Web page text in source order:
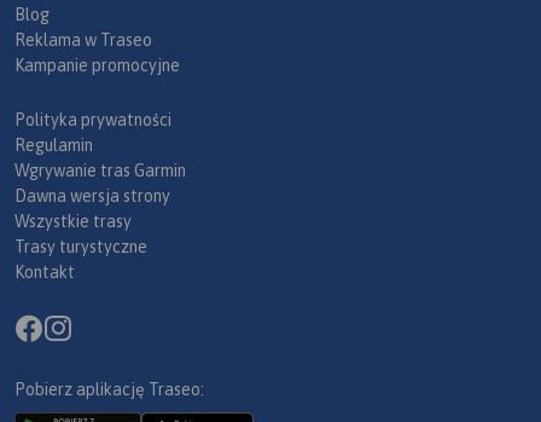
Blog
Reklama w Traseo
Kampanie promocyjne
Polityka prywatności
Regulamin
Wgrywanie tras Garmin
Dawna wersja strony
Wszystkie trasy
Trasy turystyczne
Kontakt
Pobierz aplikację Traseo: